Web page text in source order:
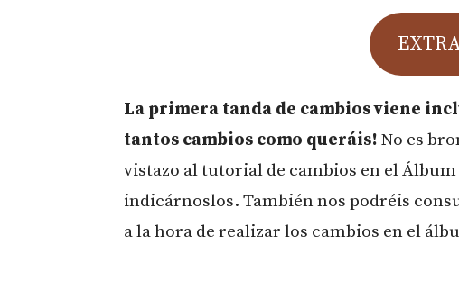
La primera tanda de cambios viene
tantos cambios como queráis! No es
vistazo al tutorial de cambios en el
indicárnoslos. También nos podréis
a la hora de realizar los cambios en el